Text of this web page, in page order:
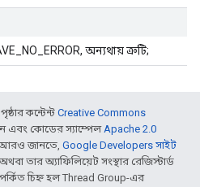
অন্যথায় ত্রুটি;
কন্টেন্ট Creative Commons
এবং কোডের স্যাম্পেলApache 2.0
আরও জানতে, Google Developers সাইট
তার অ্যাফিলিয়েট সংস্থার রেজিস্টার্ড
চিহ্ন হল Thread Group-এর